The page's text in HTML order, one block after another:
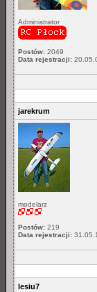
Administrator
Postów: 2049
Data rejestracji:
jarekrum
modelarz
Postów: 219
Data rejestracji:
lesiu7